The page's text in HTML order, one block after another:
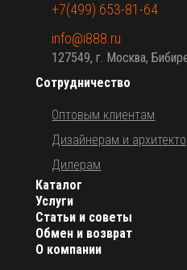
О компании
Каталог
Услуги
Статьи и советы
Обмен и возврат
Сотрудничество
Оптовым клиентам
Дизайнерам и
Дилерам
+7(499) 653-81-64
info@i888.ru
127549, г. Москва,